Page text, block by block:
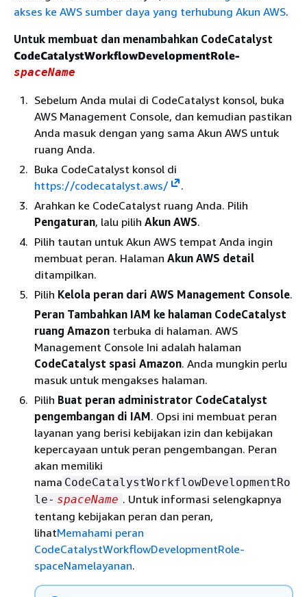
akses ke AWS sumber daya yang terhubung Akun AWS.
Untuk membuat dan menambahkan CodeCatalyst
CodeCatalystWorkflowDevelopmentRole-
spaceName
Sebelum Anda mulai di CodeCatalyst konsol, buka
AWS Management Console, dan kemudian pastikan
Anda masuk dengan yang sama Akun AWS untuk
ruang Anda.
Buka CodeCatalyst konsol di
https://codecatalyst.aws/
.
Arahkan ke CodeCatalyst ruang Anda. Pilih
Pengaturan, lalu pilih Akun AWS.
Pilih tautan untuk Akun AWS tempat Anda ingin
membuat peran. Halaman Akun AWS detail
ditampilkan.
Pilih Kelola peran dari AWS Management Console.
Peran Tambahkan IAM ke halaman CodeCatalyst
ruang Amazon terbuka di halaman. AWS
Management Console Ini adalah halaman
CodeCatalyst spasi Amazon. Anda mungkin perlu
masuk untuk mengakses halaman.
Pilih Buat peran administrator CodeCatalyst
pengembangan di IAM. Opsi ini membuat peran
layanan yang berisi kebijakan izin dan kebijakan
kepercayaan untuk peran pengembangan. Peran
akan memiliki
nama CodeCatalystWorkflowDevelopmentRo
le- spaceName . Untuk informasi selengkapnya
tentang kebijakan peran dan peran,
lihatMemahami peran
CodeCatalystWorkflowDevelopmentRole-
spaceNamelayanan.